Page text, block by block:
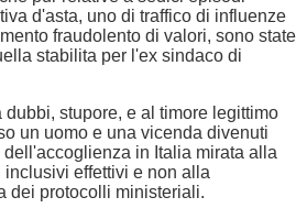
d'asta, uno di traffico di influenze
fraudolento di valori, sono state
stabilita per l'ex sindaco di
stupore, e al timore legittimo
un uomo e una vicenda divenuti
in Italia mirata alla
effettivi e non alla
dei protocolli ministeriali.